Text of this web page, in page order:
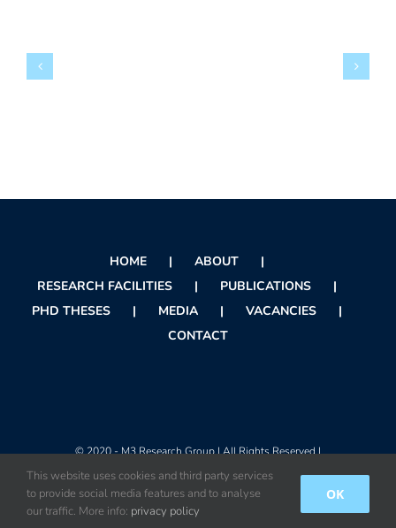
HOME
ABOUT
RESEARCH FACILITIES
PUBLICATIONS
PHD THESES
MEDIA
VACANCIES
CONTACT
© 2020 - M3 Research Group | All Rights Reserved |
FacebookOrcid
This website uses cookies and third party services
to provide social media features and to analyse
our traffic. More info: privacy policy
OK